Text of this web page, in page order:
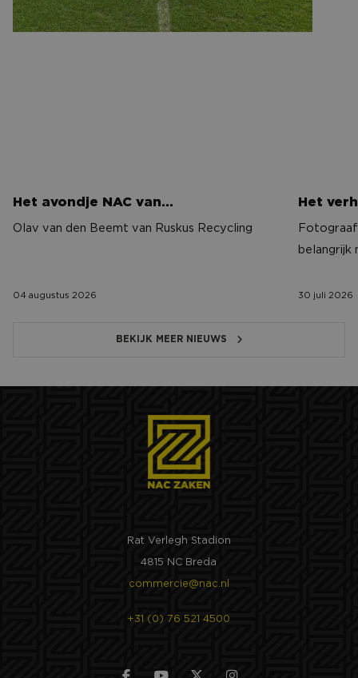
Het avondje NAC van…
Olav van den Beemt van Ruskus Recycling
04 augustus 2026
Het avondje NAC van…
Het
belangrijk
30 juli 2026
Het
BEKIJK MEER NIEUWS
Rat Verlegh Stadion
4815 NC Breda
commercie@nac.nl
+31 (0) 76 521 4500